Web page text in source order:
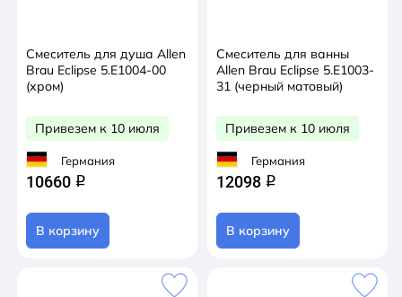
Смеситель для душа Allen
Brau Eclipse 5.E1004-00
(хром)
Привезем к 10 июля
Германия
10660 q
В корзину
Смеситель для ванны
Allen Brau Eclipse 5.E1003-
31 (черный матовый)
Привезем к 10 июля
Германия
12098 q
В корзину